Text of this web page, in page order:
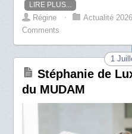
LIRE PLUS...
Régine ⋅ Actualité 2026
Comments
1
Stéphanie de
du MUDAM